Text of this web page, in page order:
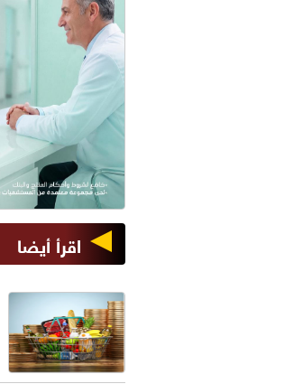
اقرأ أيضا